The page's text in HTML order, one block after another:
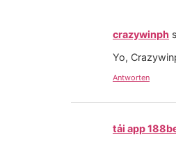
crazywinph
Yo,
Antworten
tải app